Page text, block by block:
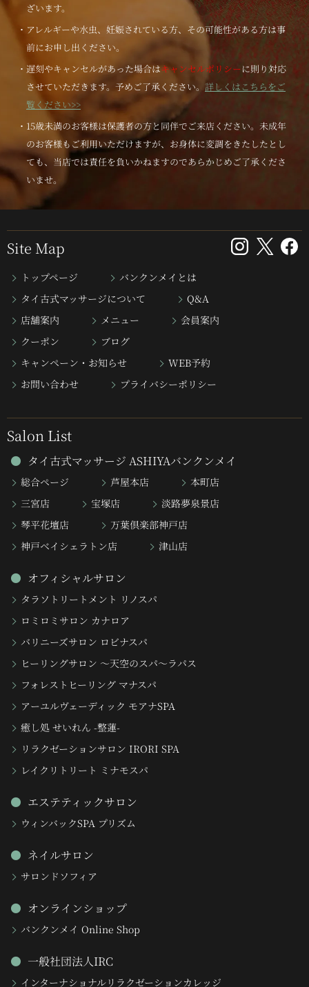
ざいます。
・アレルギーや水虫、妊娠されている方、その可能性がある方は事
前にお申し出ください。
・遅刻やキャンセルがあった場合はキャンセルポリシーに則り対応
させていただきます。予めご了承ください。 詳しくはこちらをご
覧ください>>
・15歳未満のお客様は保護者の方と同伴でご来店ください。未成年
のお客様もご利用いただけますが、お身体に変調をきたしたとし
ても、当店では責任を負いかねますのであらかじめご了承くださ
いませ。
Site Map
トップページ
バンクンメイとは
タイ古式マッサージについて
Q&A
店舗案内
メニュー
会員案内
クーポン
ブログ
キャンペーン・お知らせ
WEB予約
お問い合わせ
プライバシーポリシー
Salon List
タイ古式マッサージ ASHIYAバンクンメイ
総合ページ 芦屋本店
本町店
三宮店
宝塚店
淡路夢泉景店
琴平花壇店
万葉倶楽部神戸店
神戸ベイシェラトン店
津山店
オフィシャルサロン
タラソトリートメント リノスパ
ロミロミサロン カナロア
バリニーズサロン ロビナスパ
ヒーリングサロン 〜天空のスパ〜ラパス
フォレストヒーリング マナスパ
アーユルヴェーディック モアナSPA
癒し処 せいれん -整蓮-
リラクゼーションサロン IRORI SPA
レイクリトリート ミナモスパ
エステティックサロン
ウィンバックSPA プリズム
ネイルサロン
サロンドソフィア
オンラインショップ
バンクンメイ Online Shop
一般社団法人IRC
インターナショナルリラクゼーションカレッジ